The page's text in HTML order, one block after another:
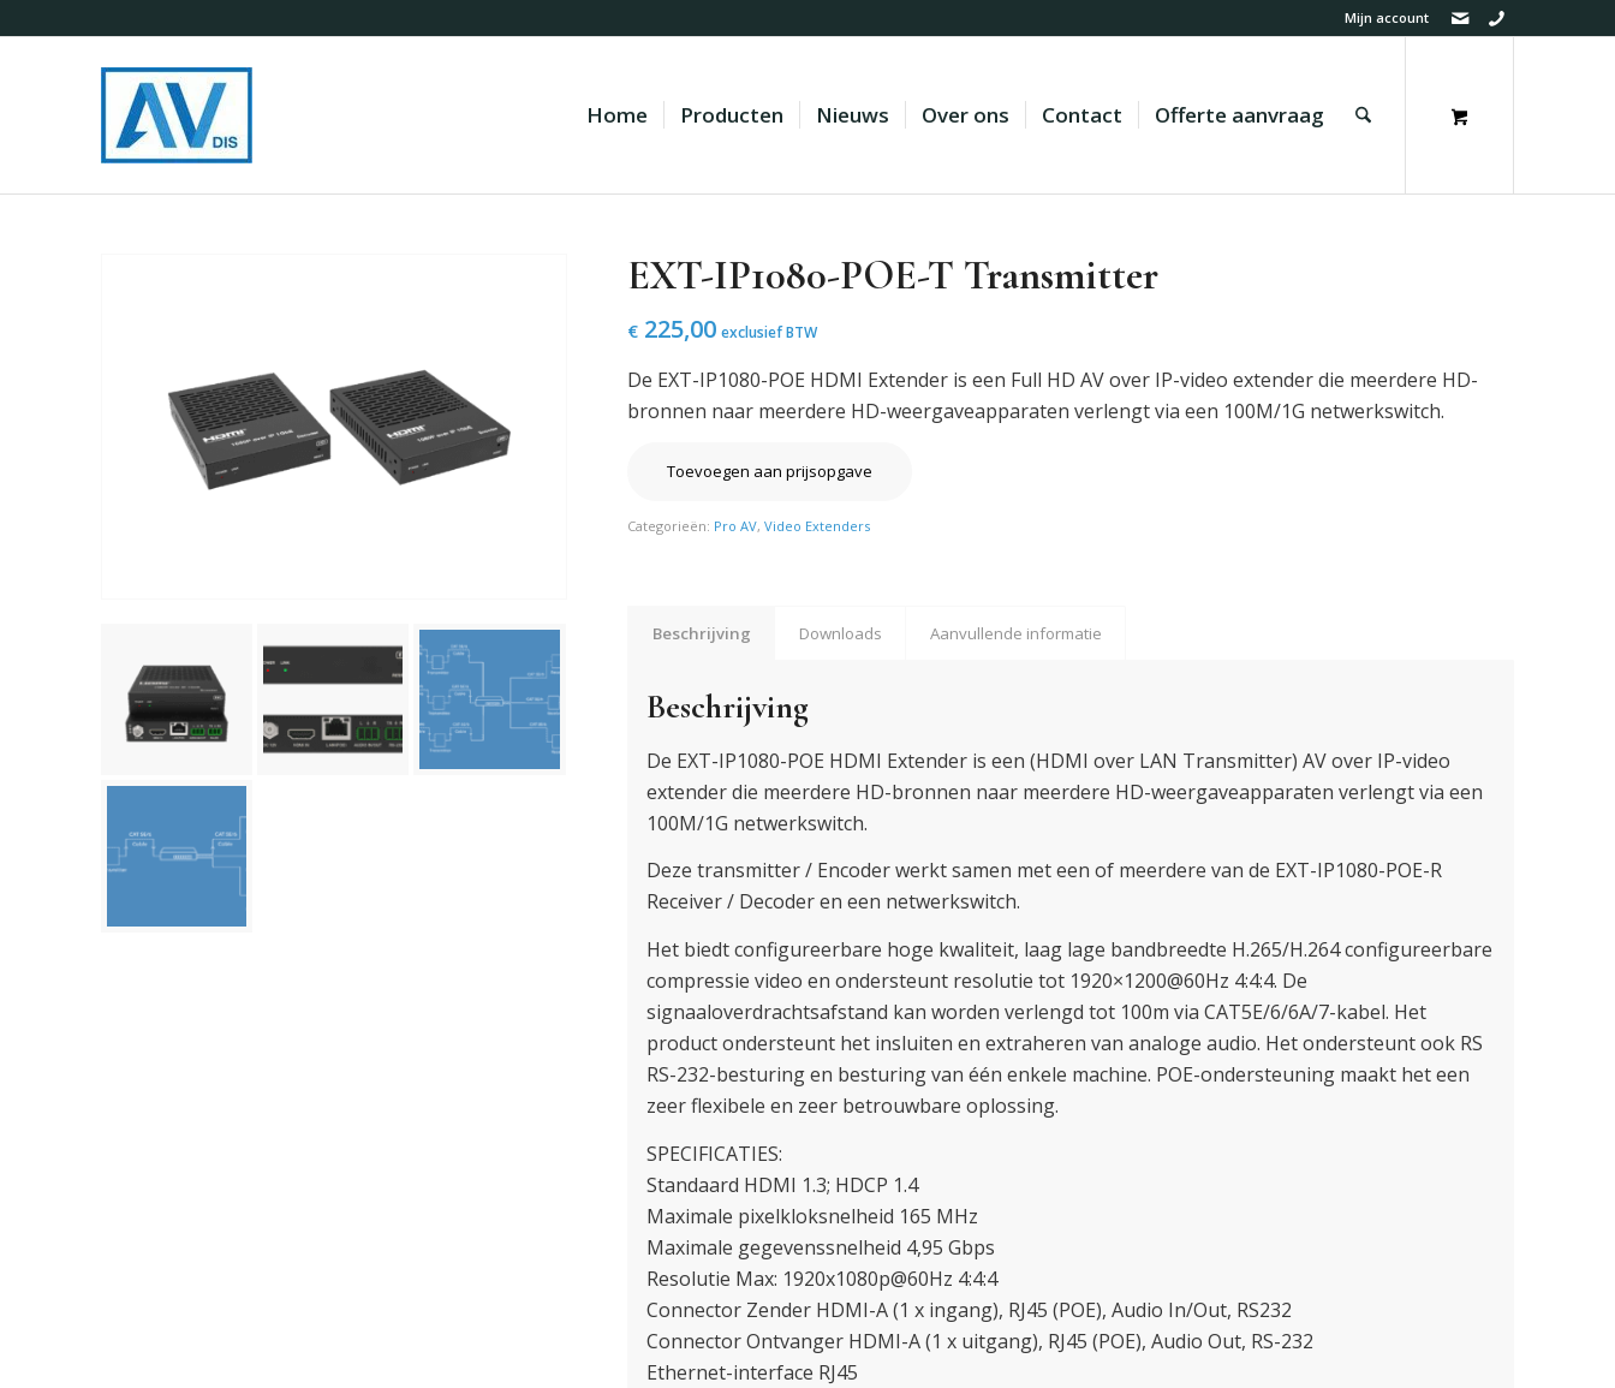
Mijn account
Home Producten Nieuws Over ons Contact Offerte aanvraag
EXT-IP1080-POE-T Transmitter
€225,00 exclusief BTW
De EXT-IP1080-POE HDMI Extender is een Full HD AV over IP-video extender die meerdere HD-
bronnen naar meerdere HD-weergaveapparaten verlengt via een 100M/1G netwerkswitch.
Toevoegen aan prijsopgave
Categorieën: Pro AV, Video Extenders
Beschrijving Downloads Aanvullende informatie
Beschrijving
De EXT-IP1080-POE HDMI Extender is een (HDMI over LAN Transmitter) AV over IP-video
extender die meerdere HD-bronnen naar meerdere HD-weergaveapparaten verlengt via een
100M/1G netwerkswitch.
Deze transmitter / Encoder werkt samen met een of meerdere van de EXT-IP1080-POE-R
Receiver / Decoder en een netwerkswitch.
Het biedt configureerbare hoge kwaliteit, laag lage bandbreedte H.265/H.264 configureerbare
compressie video en ondersteunt resolutie tot 1920×1200@60Hz 4:4:4. De
signaaloverdrachtsafstand kan worden verlengd tot 100m via CAT5E/6/6A/7-kabel. Het
product ondersteunt het insluiten en extraheren van analoge audio. Het ondersteunt ook RS
RS-232-besturing en besturing van één enkele machine. POE-ondersteuning maakt het een
zeer flexibele en zeer betrouwbare oplossing.
SPECIFICATIES:
Standaard HDMI 1.3; HDCP 1.4
Maximale pixelkloksnelheid 165 MHz
Maximale gegevenssnelheid 4,95 Gbps
Resolutie Max: 1920x1080p@60Hz 4:4:4
Connector Zender HDMI-A (1 x ingang), RJ45 (POE), Audio In/Out, RS232
Connector Ontvanger HDMI-A (1 x uitgang), RJ45 (POE), Audio Out, RS-232
Ethernet-interface RJ45